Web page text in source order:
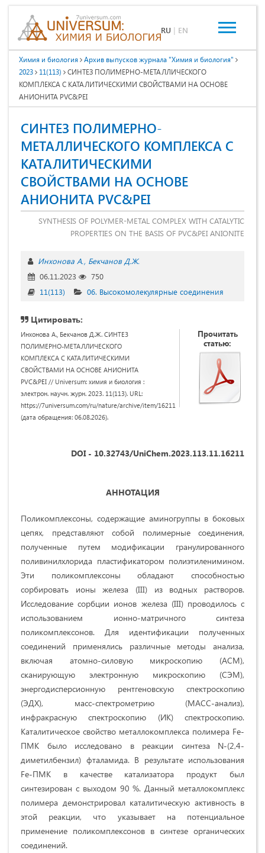
RU | EN
Химия и биология
Архив выпусков журнала "Химия и биология"
2023
11(113)
СИНТЕЗ ПОЛИМЕРНО-МЕТАЛЛИЧЕСКОГО
КОМПЛЕКСА С КАТАЛИТИЧЕСКИМИ СВОЙСТВАМИ НА ОСНОВЕ
АНИОНИТА PVC&PEI
СИНТЕЗ ПОЛИМЕРНО-
МЕТАЛЛИЧЕСКОГО КОМПЛЕКСА С
КАТАЛИТИЧЕСКИМИ
СВОЙСТВАМИ НА ОСНОВЕ
АНИОНИТА PVC&PEI
SYNTHESIS OF POLYMER-METAL COMPLEX WITH CATALYTIC
PROPERTIES ON THE BASIS OF PVC&PEI ANIONITE
Инхонова А. Бекчанов Д.Ж.
06.11.2023
750
11(113)
06. Высокомолекулярные соединения
Цитировать:
Инхонова А., Бекчанов Д.Ж. СИНТЕЗ
ПОЛИМЕРНО-МЕТАЛЛИЧЕСКОГО
КОМПЛЕКСА С КАТАЛИТИЧЕСКИМИ
СВОЙСТВАМИ НА ОСНОВЕ АНИОНИТА
PVC&PEI // Universum: химия и биология :
электрон. научн. журн. 2023. 11(113). URL:
https://7universum.com/ru/nature/archive/item/16211
(дата обращения: 06.08.2026).
Прочитать
статью:
DOI - 10.32743/UniChem.2023.113.11.16211
АННОТАЦИЯ
Поликомплексоны, содержащие аминогруппы в боковых
цепях, представляют собой полимерные соединения,
полученные путем модификации гранулированного
поливинилхлорида пластификатором полиэтиленимином.
Эти поликомплексоны обладают способностью
сорбировать ионы железа (III) из водных растворов.
Исследование сорбции ионов железа (III) проводилось с
использованием ионно-матричного синтеза
поликомплексонов. Для идентификации полученных
соединений применялись различные методы анализа,
включая атомно-силовую микроскопию (АСМ),
сканирующую электронную микроскопию (СЭМ),
энергодисперсионную рентгеновскую спектроскопию
(ЭДХ), масс-спектрометрию (МАСС-анализ),
инфракрасную спектроскопию (ИК) спектроскопию.
Каталитическое свойство металлокомплекса полимера Fe-
ПМК было исследовано в реакции синтеза N-(2,4-
диметилбензил) фталамида. В результате использования
Fe-ПМК в качестве катализатора продукт был
синтезирован с выходом 90 %. Данный металлокомплекс
полимера демонстрировал каталитическую активность в
этой реакции, что указывает на потенциальное
применение поликомплексонов в синтезе органических
соединений.